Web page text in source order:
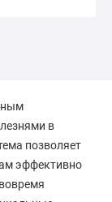
в
позволяет
эффективно